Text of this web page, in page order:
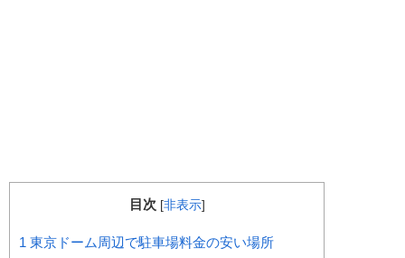
目次 [非表示]
1 東京ドーム周辺で駐車場料金の安い場所